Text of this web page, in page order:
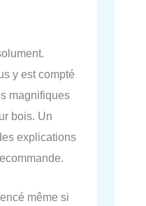
y est compté
magnifiques
bois. Un
explications
même si